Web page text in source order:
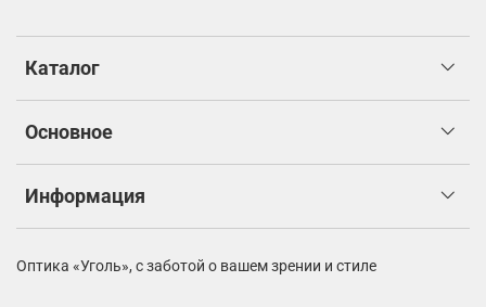
Каталог
Основное
Информация
Оптика «Уголь», с заботой о вашем зрении и стиле